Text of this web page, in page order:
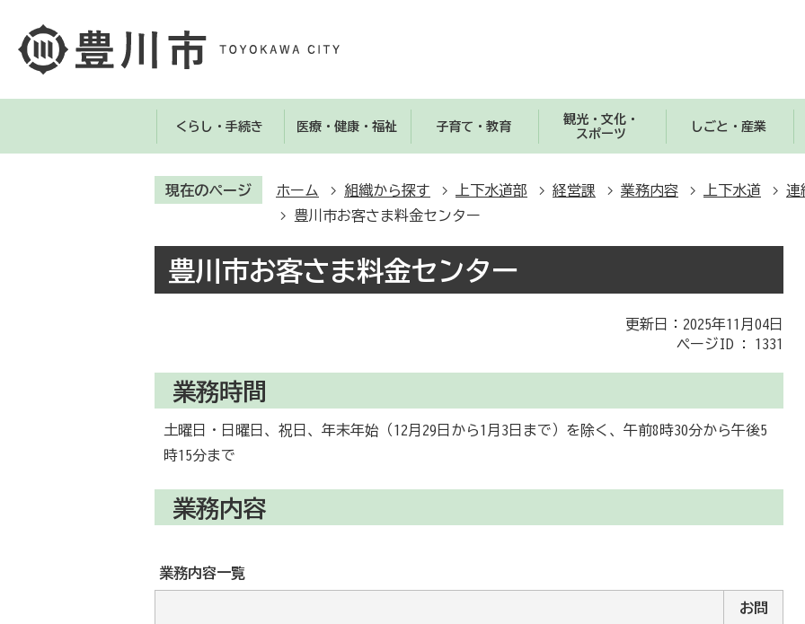
くらし・手続き 医療・健康・福祉 子育て・教育
観光・文化・
スポーツ
しごと・産業
現在のページ ホーム 組織から探す 上下水道部 経営課 業務内容 上下水道
連
豊川市お客さま料金センター
豊川市お客さま料金センター
更新日：2025年11月04日
ページID : 1331
業務時間
土曜日・日曜日、祝日、年末年始（12月29日から1月3日まで）を除く、午前8時30分から午後5
時15分まで
業務内容
業務内容一覧
お問